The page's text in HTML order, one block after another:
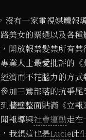
沒有一家電視媒體報
美女的票選以及各
開放報禁髮禁所有
業人士最愛批評的
濟而不花腦力的方
加三鶯部落的抗爭
牆壁整面貼滿《立
報導與社會運動走在
我想這也是Lucie此